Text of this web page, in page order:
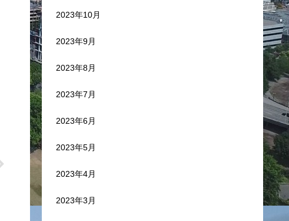
2023年10月
2023年9月
2023年8月
2023年7月
2023年6月
2023年5月
2023年4月
2023年3月